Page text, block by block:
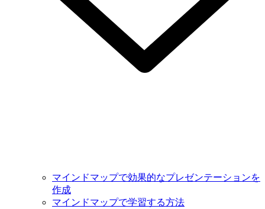
マインドマップで効果的なプレゼンテーションを
作成
マインドマップで学習する方法